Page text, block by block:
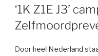
OP
‘1K Z1E J3’
Door heel Nederland